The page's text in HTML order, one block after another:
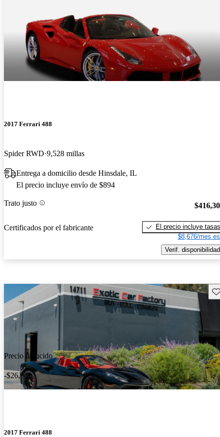
2017 Ferrari 488
Spider RWD 9,528 millas
Entrega a domicilio desde Hinsdale, IL
El precio incluye envío de $894
Trato justo
Certificados por el fabricante
El precio incluye tasas
$8,676/mes
Verif. disponibilidad
Precio reducido
-$26,000
2017 Ferrari 488